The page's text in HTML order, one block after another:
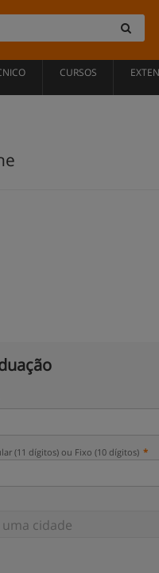
CURSOS
(11 dígitos) ou Fixo (10 dígitos)